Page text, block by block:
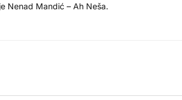
Nenad Mandić – Ah Neša.